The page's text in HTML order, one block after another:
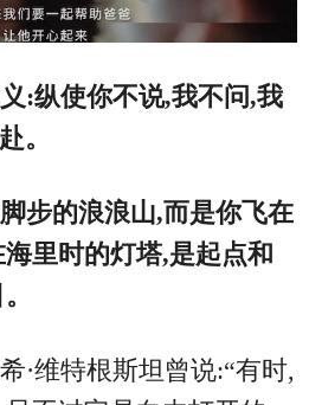
:纵使你不说,我不问,我
。
步的浪浪山,而是你飞在
里时的灯塔,是起点和
·维特根斯坦曾说:“有时,